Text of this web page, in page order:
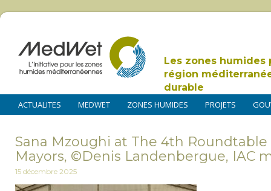
Les zones humides
région
durable
ACTUALITES MEDWET ZONES HUMIDES PROJETS
Sana Mzoughi at The 4th
Mayors, ©Denis Landenbergue, IAC
15 décembre 2025